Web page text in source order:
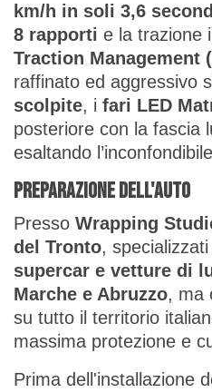
km/h in soli 3,6
8 rapporti e la trazione
Traction Management
raffinato ed aggressivo
scolpite, i fari LED
posteriore con la fascia
esaltando
Preparazione dell'auto
Presso Wrapping
del Tronto,
supercar e vetture di
Marche e Abruzzo, ma
su tutto il territorio
massima protezione e
Prima dell'installazione